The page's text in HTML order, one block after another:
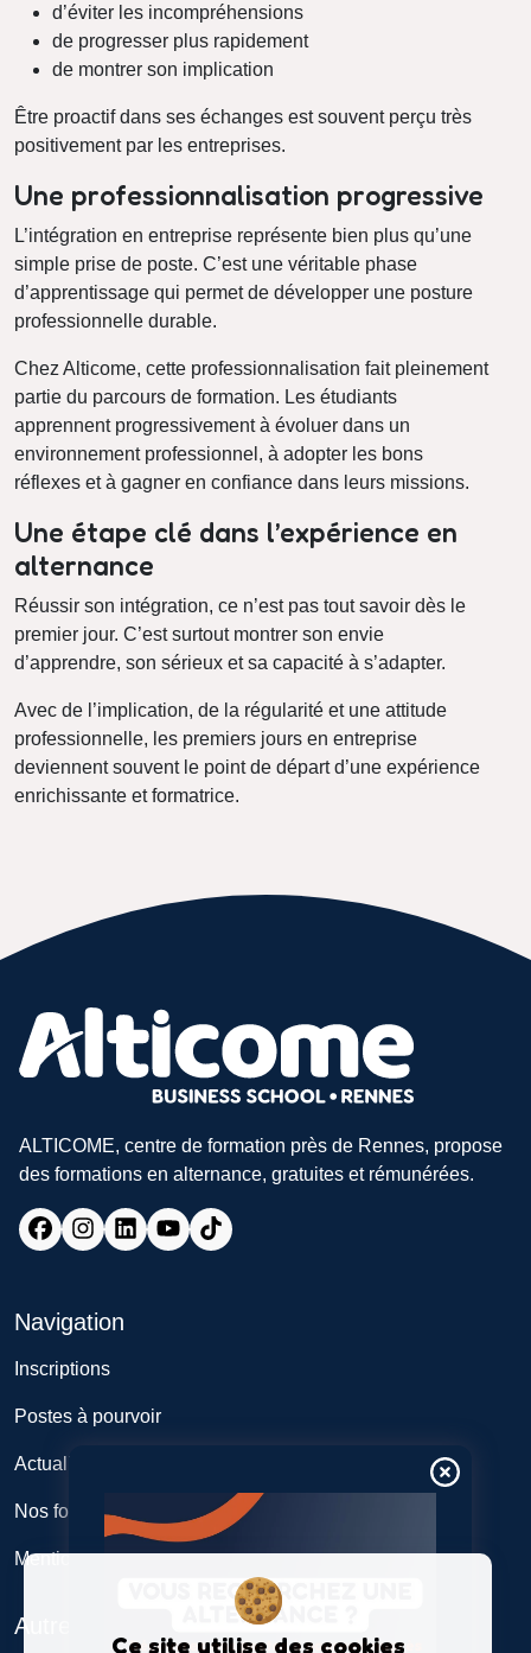
d’éviter les incompréhensions
de progresser plus rapidement
de montrer son implication
Être proactif dans ses échanges est souvent perçu très
positivement par les entreprises.
Une professionnalisation progressive
L’intégration en entreprise représente bien plus qu’une
simple prise de poste. C’est une véritable phase
d’apprentissage qui permet de développer une posture
professionnelle durable.
Chez Alticome, cette professionnalisation fait pleinement
partie du parcours de formation. Les étudiants
apprennent progressivement à évoluer dans un
environnement professionnel, à adopter les bons
réflexes et à gagner en confiance dans leurs missions.
Une étape clé dans l’expérience en
alternance
Réussir son intégration, ce n’est pas tout savoir dès le
premier jour. C’est surtout montrer son envie
d’apprendre, son sérieux et sa capacité à s’adapter.
Avec de l’implication, de la régularité et une attitude
professionnelle, les premiers jours en entreprise
deviennent souvent le point de départ d’une expérience
enrichissante et formatrice.
ALTICOME, centre de formation près de Rennes, propose
des formations en alternance, gratuites et rémunérées.
Navigation
Inscriptions
Postes à pourvoir
Actualités
Nos formations
Mentions légales
Autres
Ce site utilise des cookies